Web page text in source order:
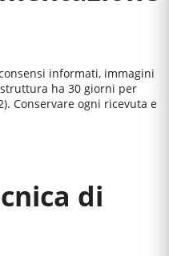
informati, immagini
ha 30 giorni per
Conservare ogni ricevuta e
di